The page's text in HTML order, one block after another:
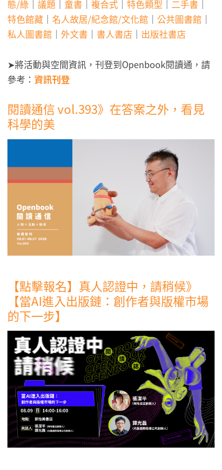
態/綠 議題 童書 複合式 特色類型 二手書
特色館藏 ｜ 名人故居/紀念館/文化館 ｜ 公共圖書館 ｜
私人圖書館 ｜ 外文書 ｜ 書人書店 ｜ 出版社書店
➤將活動與空間資訊，刊登到Openbook閱讀通，請
參考： 資訊刊登
閱讀通信 vol.393》在答案之外，看見
科學的美
【點擊報名】真人認證中，請稍候》
【當AI進入出版鏈：創作者與版權市場
的下一步】